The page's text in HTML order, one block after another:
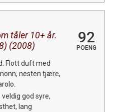
tåler 10+ år.
(2008)
92
POENG
Flott duft med
nesten tjære,
god syre,
lang